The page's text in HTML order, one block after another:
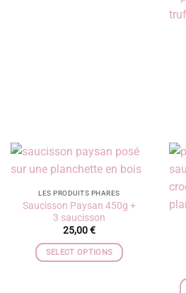
LES PRODUITS PHARES
Saucisson Paysan 450g +
3 saucisson
25,00€
SELECT OPTIONS